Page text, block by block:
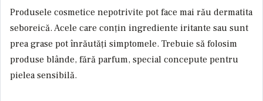
Produsele cosmetice nepotrivite pot face mai rău dermatita
seboreică. Acele care conțin ingrediente iritante sau sunt
prea grase pot înrăutăți simptomele. Trebuie să folosim
produse blânde, fără parfum, special concepute pentru
pielea sensibilă.